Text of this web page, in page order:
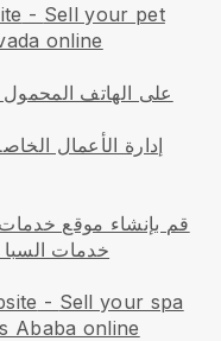
- Sell your pet
online
إدارة عملك تجريب beachbody على الهاتف المحمول
إدارة الأعمال
قم بإنشاء موقع
خدمات السبا
- Sell your spa
Ababa online